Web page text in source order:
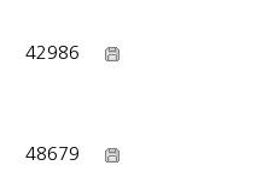
42986
48679